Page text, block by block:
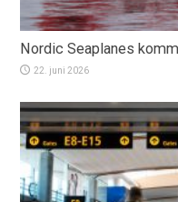
Nordic Seaplanes
22. juni 2026